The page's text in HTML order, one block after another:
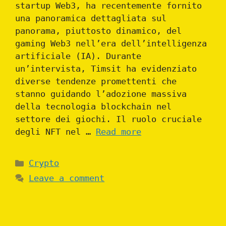
startup Web3, ha recentemente fornito
una panoramica dettagliata sul
panorama, piuttosto dinamico, del
gaming Web3 nell’era dell’intelligenza
artificiale (IA). Durante
un’intervista, Timsit ha evidenziato
diverse tendenze promettenti che
stanno guidando l’adozione massiva
della tecnologia blockchain nel
settore dei giochi. Il ruolo cruciale
degli NFT nel … Read more
Categories
Crypto
Leave a comment